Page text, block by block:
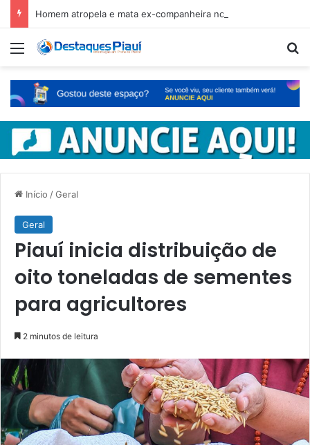
Menu
Início /Geral
Geral
Piauí inicia distribuição de
oito toneladas de sementes
para agricultores
2 minutos de leitura